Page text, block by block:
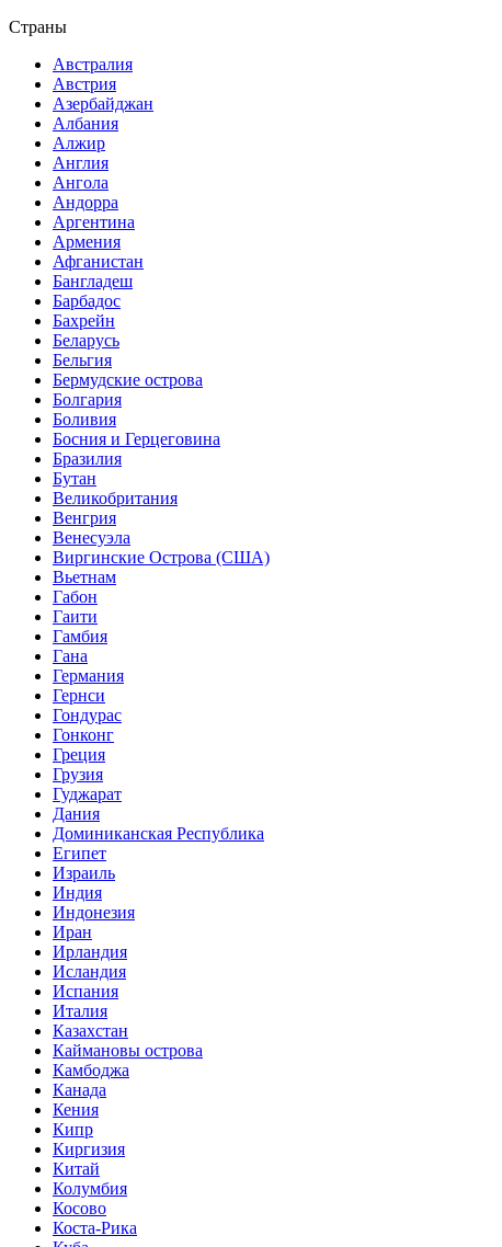
Страны
Австралия
Австрия
Азербайджан
Албания
Алжир
Англия
Ангола
Андорра
Аргентина
Армения
Афганистан
Бангладеш
Барбадос
Бахрейн
Беларусь
Бельгия
Бермудские острова
Болгария
Боливия
Босния и Герцеговина
Бразилия
Бутан
Великобритания
Венгрия
Венесуэла
Виргинские Острова (США)
Вьетнам
Габон
Гаити
Гамбия
Гана
Германия
Гернси
Гондурас
Гонконг
Греция
Грузия
Гуджарат
Дания
Доминиканская Республика
Египет
Израиль
Индия
Индонезия
Иран
Ирландия
Исландия
Испания
Италия
Казахстан
Каймановы острова
Камбоджа
Канада
Кения
Кипр
Киргизия
Китай
Колумбия
Косово
Коста-Рика